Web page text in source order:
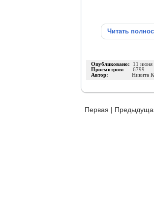
Читать
Опубликовано: 11 июня
Просмотров: 6799
Автор: Никита
Первая |